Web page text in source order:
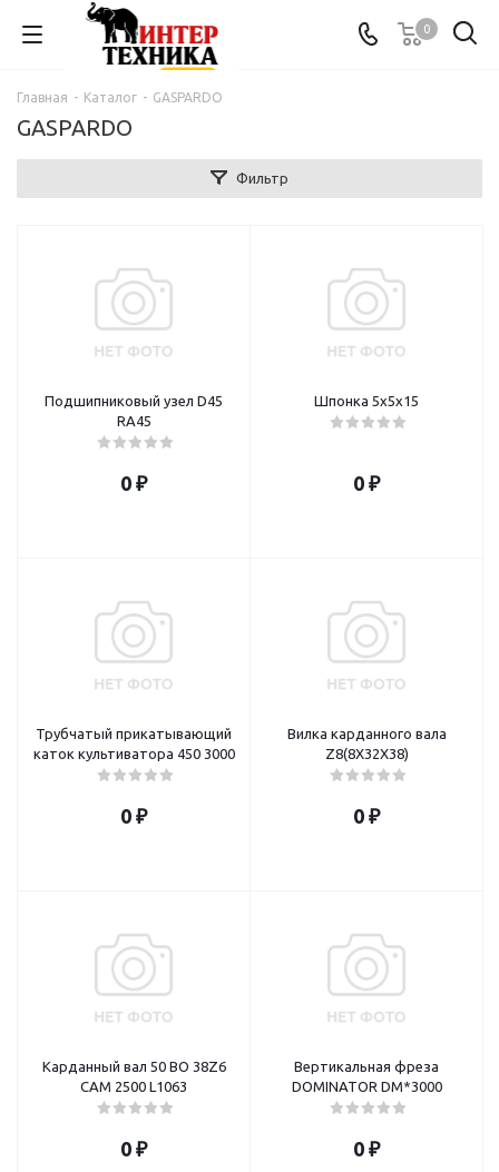
0
Главная - Каталог - GASPARDO
GASPARDO
Фильтр
Подшипниковый узел D45
RA45
0 ₽
Шпонка 5х5х15
0 ₽
Трубчатый прикатывающий
каток культиватора 450 3000
0 ₽
Вилка карданного вала
Z8(8X32X38)
0 ₽
Карданный вал 50 BO 38Z6
CAM 2500 L1063
0 ₽
Вертикальная фреза
DOMINATOR DM*3000
0 ₽